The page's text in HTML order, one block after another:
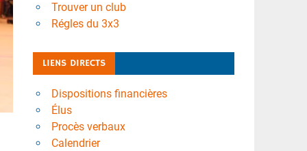
Trouver un club
Régles du 3x3
LIENS DIRECTS
Dispositions financières
Élus
Procès verbaux
Calendrier